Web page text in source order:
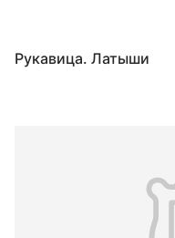
Рукавица. Латыши